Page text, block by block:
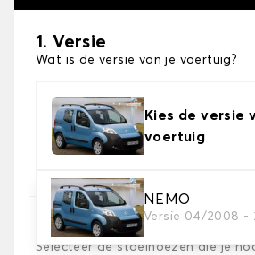
1. Versie
Wat is de versie van je voertuig?
Kies de versie
voertuig
NEMO
Versie 04/2008 -
2. Set hoezen
Selecteer de stoelhoezen die je